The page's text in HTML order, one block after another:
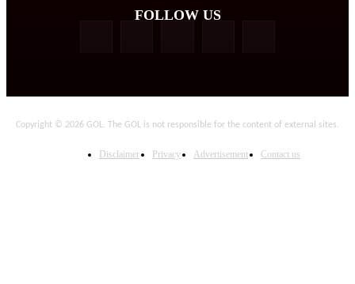
FOLLOW US
Copyright © 2026 GOL. The GOL is not responsible for the content of external sites.
Disclaimer Privacy Advertisement Contact us